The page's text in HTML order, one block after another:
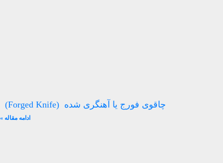
چاقوی فورج یا آهنگری شده (Forged Knife)
ادامه مقاله »